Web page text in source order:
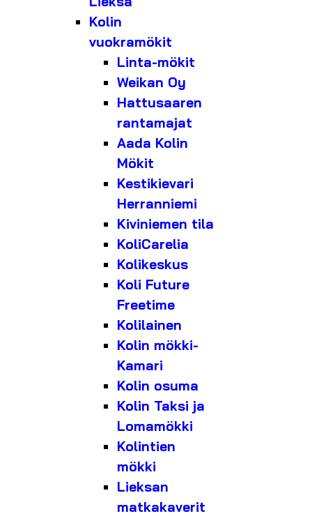
Kolin
vuokramökit
Linta-mökit
Weikan Oy
Hattusaaren
rantamajat
Aada Kolin
Mökit
Kestikievari
Herranniemi
Kiviniemen tila
KoliCarelia
Kolikeskus
Koli Future
Freetime
Kolilainen
Kolin mökki-
Kamari
Kolin osuma
Kolin Taksi ja
Lomamökki
Kolintien
mökki
Lieksan
matkakaverit